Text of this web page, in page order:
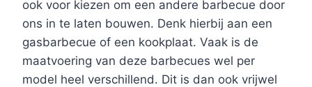
ook voor kiezen om een andere barbecue door
ons in te laten bouwen. Denk hierbij aan een
gasbarbecue of een kookplaat. Vaak is de
maatvoering van deze barbecues wel per
model heel verschillend. Dit is dan ook vrijwel